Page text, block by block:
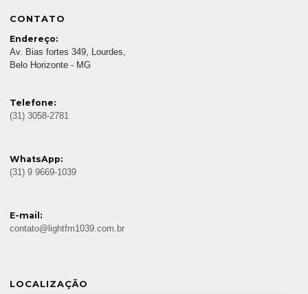
CONTATO
Endereço:
Av. Bias fortes 349, Lourdes,
Belo Horizonte - MG
Telefone:
(31) 3058-2781
WhatsApp:
(31) 9 9669-1039
E-mail:
contato@lightfm1039.com.br
LOCALIZAÇÃO